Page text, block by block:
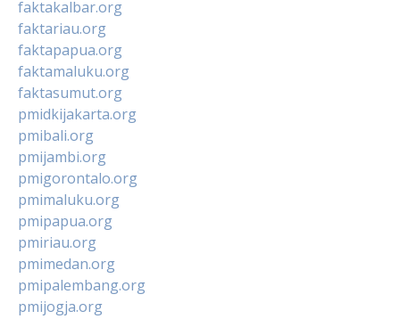
faktakalbar.org
faktariau.org
faktapapua.org
faktamaluku.org
faktasumut.org
pmidkijakarta.org
pmibali.org
pmijambi.org
pmigorontalo.org
pmimaluku.org
pmipapua.org
pmiriau.org
pmimedan.org
pmipalembang.org
pmijogja.org